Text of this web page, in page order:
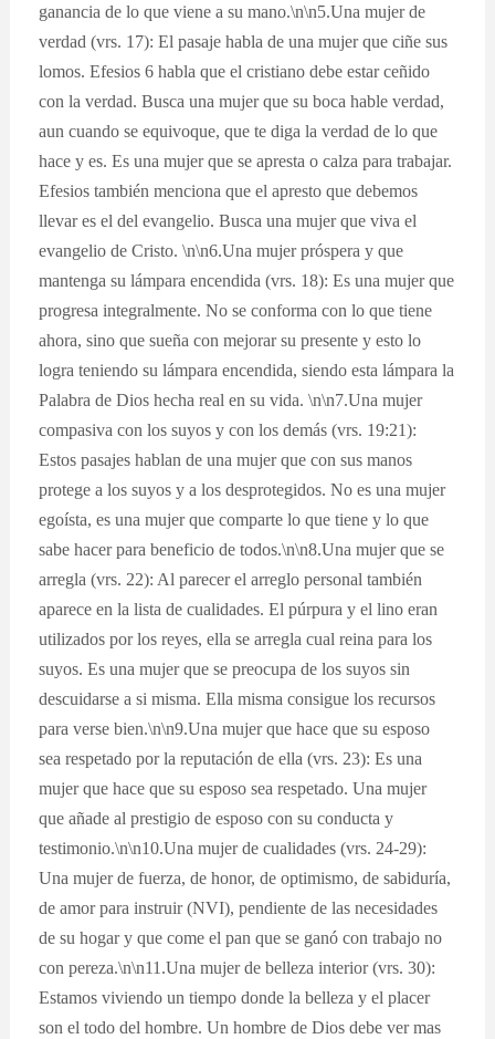
ganancia de lo que viene a su mano.\n\n5.Una mujer de
verdad (vrs. 17): El pasaje habla de una mujer que ciñe sus
lomos. Efesios 6 habla que el cristiano debe estar ceñido
con la verdad. Busca una mujer que su boca hable verdad,
aun cuando se equivoque, que te diga la verdad de lo que
hace y es. Es una mujer que se apresta o calza para trabajar.
Efesios también menciona que el apresto que debemos
llevar es el del evangelio. Busca una mujer que viva el
evangelio de Cristo. \n\n6.Una mujer próspera y que
mantenga su lámpara encendida (vrs. 18): Es una mujer que
progresa integralmente. No se conforma con lo que tiene
ahora, sino que sueña con mejorar su presente y esto lo
logra teniendo su lámpara encendida, siendo esta lámpara la
Palabra de Dios hecha real en su vida. \n\n7.Una mujer
compasiva con los suyos y con los demás (vrs. 19:21):
Estos pasajes hablan de una mujer que con sus manos
protege a los suyos y a los desprotegidos. No es una mujer
egoísta, es una mujer que comparte lo que tiene y lo que
sabe hacer para beneficio de todos.\n\n8.Una mujer que se
arregla (vrs. 22): Al parecer el arreglo personal también
aparece en la lista de cualidades. El púrpura y el lino eran
utilizados por los reyes, ella se arregla cual reina para los
suyos. Es una mujer que se preocupa de los suyos sin
descuidarse a si misma. Ella misma consigue los recursos
para verse bien.\n\n9.Una mujer que hace que su esposo
sea respetado por la reputación de ella (vrs. 23): Es una
mujer que hace que su esposo sea respetado. Una mujer
que añade al prestigio de esposo con su conducta y
testimonio.\n\n10.Una mujer de cualidades (vrs. 24-29):
Una mujer de fuerza, de honor, de optimismo, de sabiduría,
de amor para instruir (NVI), pendiente de las necesidades
de su hogar y que come el pan que se ganó con trabajo no
con pereza.\n\n11.Una mujer de belleza interior (vrs. 30):
Estamos viviendo un tiempo donde la belleza y el placer
son el todo del hombre. Un hombre de Dios debe ver mas